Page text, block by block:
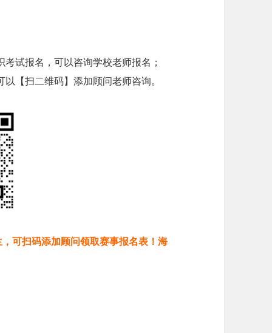
试报名，可以咨询学校老师报名；
以【扫二维码】添加顾问老师咨询。
可扫码添加顾问领取赛事报名表！海